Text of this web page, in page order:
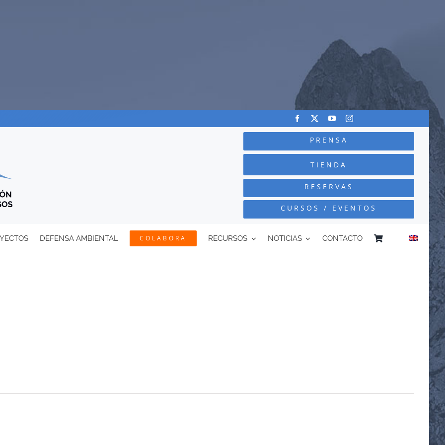
PRENSA
TIENDA
RESERVAS
CURSOS / EVENTOS
DEFENSA AMBIENTAL COLABORA RECURSOS NOTICIAS CONTACTO